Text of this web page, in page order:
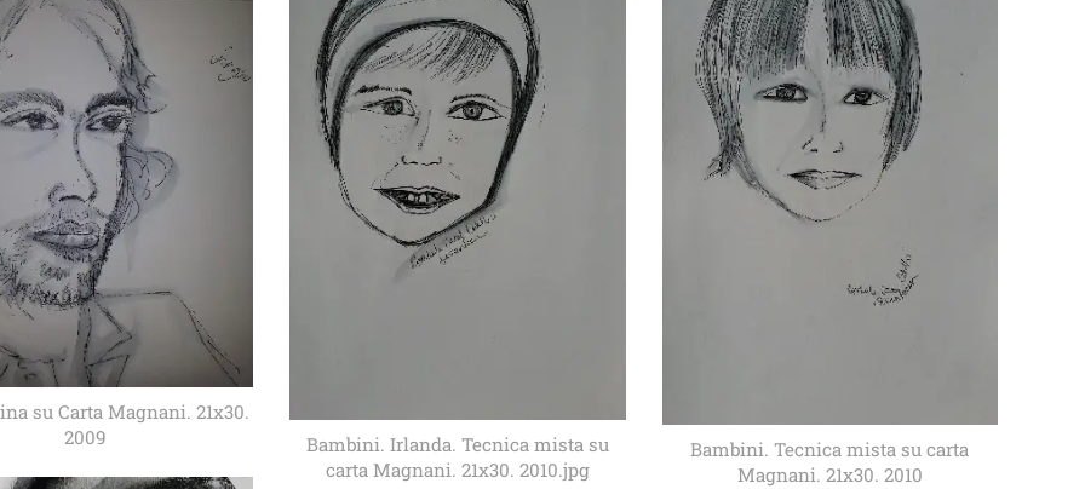
su Carta Magnani. 21x30.
2009
Bambini. Irlanda. Tecnica mista su
carta Magnani. 21x30. 2010.jpg
Bambini. Tecnica mista su carta
Magnani. 21x30. 2010